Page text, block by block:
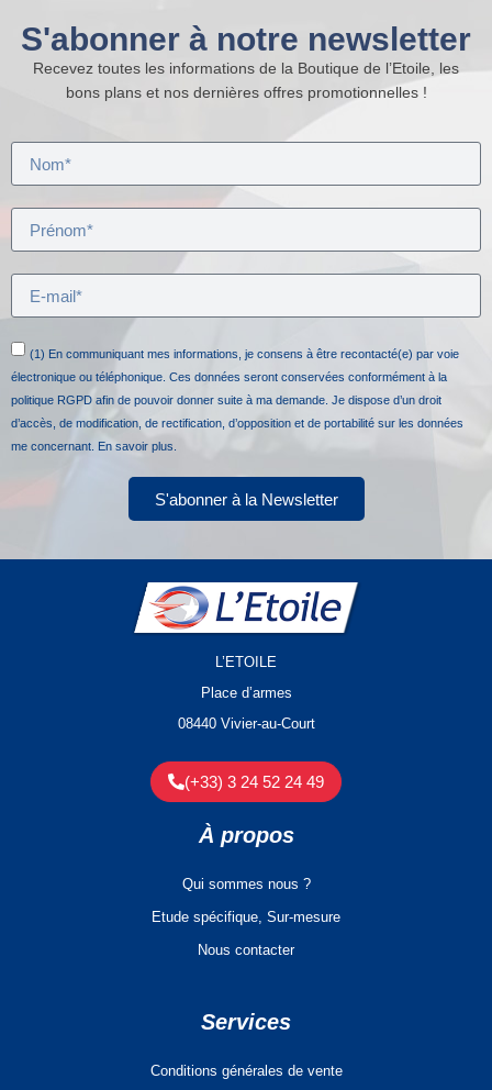
S'abonner à notre newsletter
Recevez toutes les informations de la Boutique de l’Etoile, les
bons plans et nos dernières offres promotionnelles !
(1) En communiquant mes informations, je consens à être recontacté(e) par voie
électronique ou téléphonique. Ces données seront conservées conformément à la
politique RGPD afin de pouvoir donner suite à ma demande. Je dispose d’un droit
d’accès, de modification, de rectification, d’opposition et de portabilité sur les données
me concernant. En savoir plus.
S'abonner à la Newsletter
L’ETOILE
Place d’armes
08440 Vivier-au-Court
(+33) 3 24 52 24 49
À propos
Qui sommes nous ?
Etude spécifique, Sur-mesure
Nous contacter
Services
Conditions générales de vente